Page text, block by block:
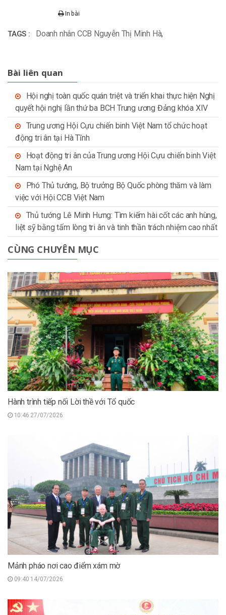
In bài
TAGS : Doanh nhân CCB Nguyễn Thị Minh Hà,
Bài liên quan
Hội nghị toàn quốc quán triệt và triển khai thực hiện Nghị
quyết hội nghị lần thứ ba BCH Trung ương Đảng khóa XIV
Trung ương Hội Cựu chiến binh Việt Nam tổ chức hoạt
động tri ân tại Hà Tĩnh
Hoạt động tri ân của Trung ương Hội Cựu chiến binh Việt
Nam tại Nghệ An
Phó Thủ tướng, Bộ trưởng Bộ Quốc phòng thăm và làm
việc với Hội CCB Việt Nam
Thủ tướng Lê Minh Hưng: Tìm kiếm hài cốt các anh hùng,
liệt sỹ bằng tấm lòng tri ân và tinh thần trách nhiệm cao nhất
CÙNG CHUYÊN MỤC
Hành trình tiếp nối Lời thề với Tổ quốc
10:46 27/07/2026
Mảnh pháo nơi cao điểm xám mờ
09:40 14/07/2026